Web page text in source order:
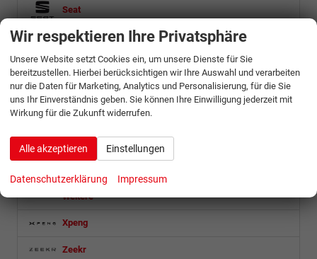
Seat
Skoda
Ssangyong
Suzuki
Toyota
Volkswagen
Weitere
Xpeng
Zeekr
Wir respektieren Ihre Privatsphäre
Unsere Website setzt Cookies ein, um unsere Dienste für Sie
bereitzustellen. Hierbei berücksichtigen wir Ihre Auswahl und verarbeiten
nur die Daten für Marketing, Analytics und Personalisierung, für die Sie
uns Ihr Einverständnis geben. Sie können Ihre Einwilligung jederzeit mit
Wirkung für die Zukunft widerrufen.
Alle akzeptieren Einstellungen
Datenschutzerklärung Impressum